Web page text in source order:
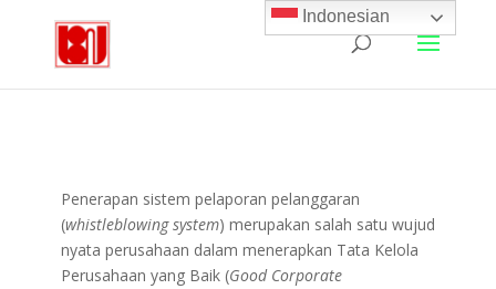
Penerapan sistem pelaporan pelanggaran
(whistleblowing system) merupakan salah satu wujud
nyata perusahaan dalam menerapkan Tata Kelola
Perusahaan yang Baik (Good Corporate
Indonesian